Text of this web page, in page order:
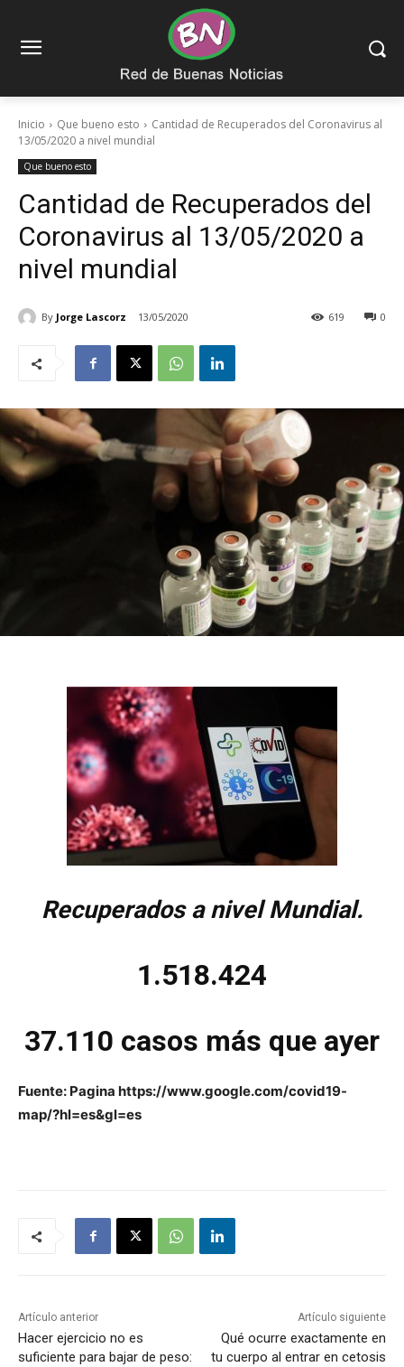
Inicio Que bueno esto
Cantidad de Recuperados del Coronavirus al
13/05/2020 a nivel mundial
Que bueno esto
Cantidad de Recuperados del
Coronavirus al 13/05/2020 a
nivel mundial
By Jorge Lascorz 13/05/2020 0
619
Recuperados a nivel Mundial.
1.518.424
37.110 casos más que ayer
Fuente: Pagina https://www.google.com/covid19-
map/?hl=es&gl=es
Artículo anterior
Hacer ejercicio no es
suficiente para bajar de peso:
Artículo siguiente
Qué ocurre exactamente en
tu cuerpo al entrar en cetosis